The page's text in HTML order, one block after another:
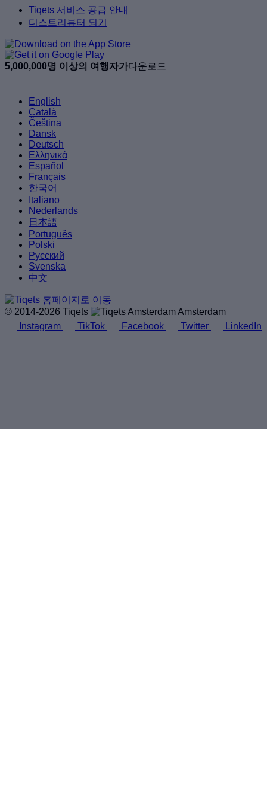
Tiqets 서비스 공급 안내
디스트리뷰터 되기
5,000,000명 이상의 여행자가다운로드
English
Català
Čeština
Dansk
Deutsch
Ελληνικά
Español
Français
한국어
Italiano
Nederlands
日本語
Português
Polski
Русский
Svenska
中文
© 2014-2026 Tiqets
Amsterdam
Instagram
TikTok Facebook Twitter LinkedIn